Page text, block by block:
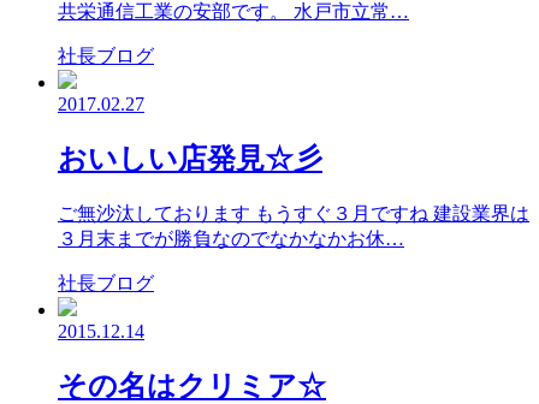
共栄通信工業の安部です。 水戸市立常…
社長ブログ
2017.02.27
おいしい店発見☆彡
ご無沙汰しております もうすぐ３月ですね 建設業界は
３月末までが勝負なのでなかなかお休…
社長ブログ
2015.12.14
その名はクリミア☆